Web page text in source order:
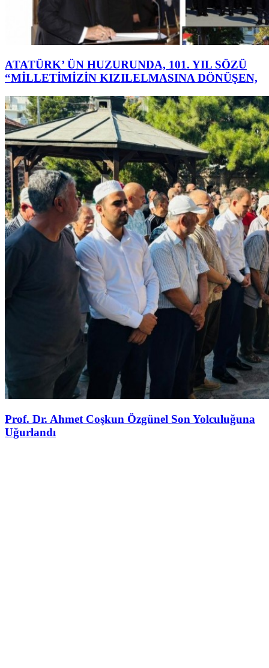
ATATÜRK’ ÜN HUZURUNDA, 101. YIL SÖZÜ
“MİLLETİMİZİN KIZILELMASINA DÖNÜŞEN,
Prof. Dr. Ahmet Coşkun Özgünel Son Yolculuğuna
Uğurlandı